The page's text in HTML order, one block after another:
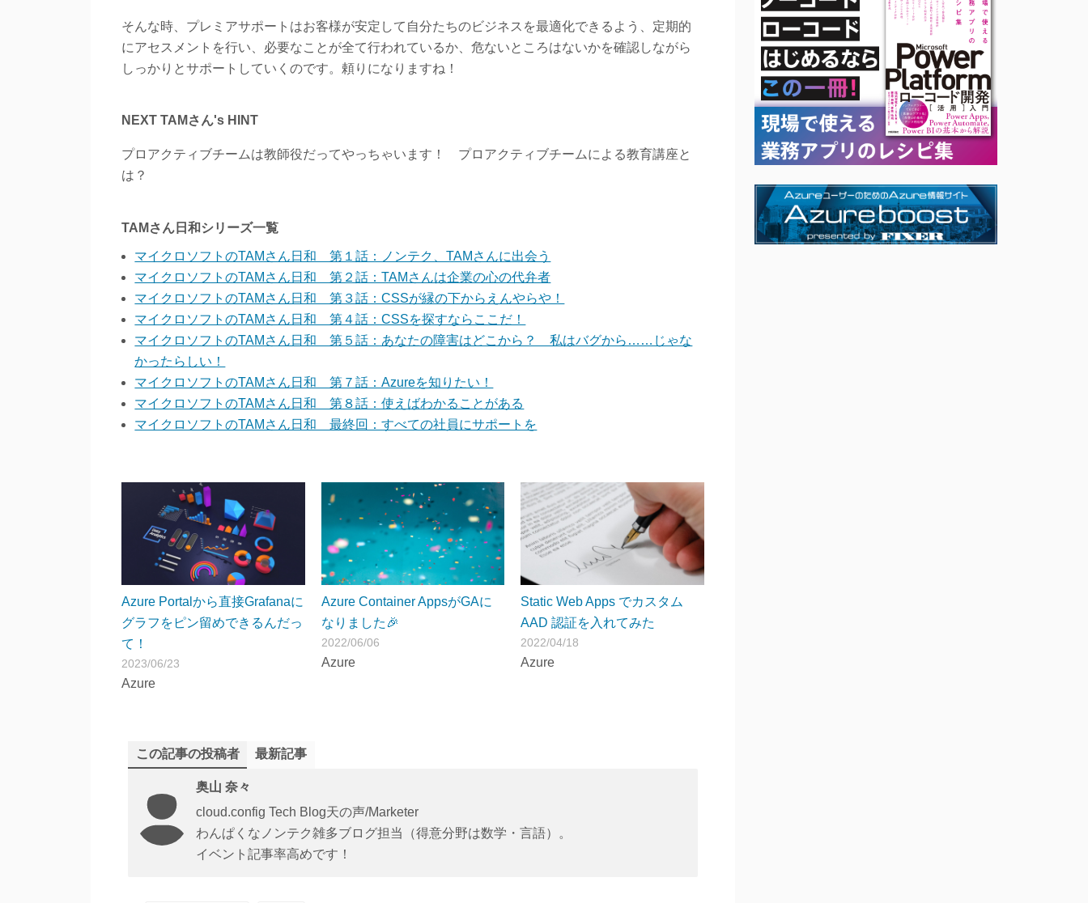
そんな時、プレミアサポートはお客様が安定して自分たちのビジネスを最適化できるよう、定期的
にアセスメントを行い、必要なことが全て行われているか、危ないところはないかを確認しながら
しっかりとサポートしていくのです。頼りになりますね！
NEXT TAMさん's HINT
プロアクティブチームは教師役だってやっちゃいます！ プロアクティブチームによる教育講座と
は？
TAMさん日和シリーズ一覧
マイクロソフトのTAMさん日和 第１話：ノンテク、TAMさんに出会う
マイクロソフトのTAMさん日和 第２話：TAMさんは企業の心の代弁者
マイクロソフトのTAMさん日和 第３話：CSSが縁の下からえんやらや！
マイクロソフトのTAMさん日和 第４話：CSSを探すならここだ！
マイクロソフトのTAMさん日和 第５話：あなたの障害はどこから？ 私はバグから……じゃな
かったらしい！
マイクロソフトのTAMさん日和 第７話：Azureを知りたい！
マイクロソフトのTAMさん日和 第８話：使えばわかることがある
マイクロソフトのTAMさん日和 最終回：すべての社員にサポートを
Azure Portalから直接Grafanaに
グラフをピン留めできるんだっ
て！
2023/06/23
Azure
Azure Container AppsがGAに
なりました🎉
2022/06/06
Azure
Static Web Apps でカスタム
AAD 認証を入れてみた
2022/04/18
Azure
この記事の投稿者 最新記事
奥山 奈々
cloud.config Tech Blog天の声/Marketer
わんぱくなノンテク雑多ブログ担当（得意分野は数学・言語）。
イベント記事率高めです！